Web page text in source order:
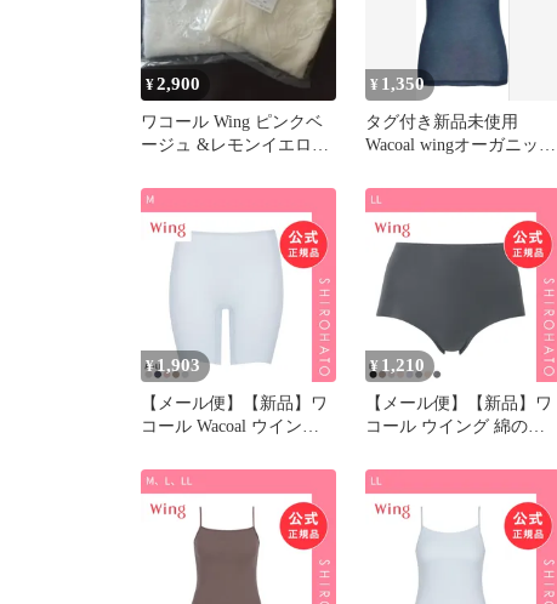
¥2,900
ワコール Wing ピンクベ
ージュ &レモンイエロー
¥ 1,350
タグ付き新品未使用
Wacoal wingオーガニック
¥1,903
【メール便】【新品】ワ
コール Wacoal ウイング
ク フラット 3分丈ボトム
M L LL 吸汗速乾 抗菌防
臭 シームレス ひびきに
くい(M)
¥ 1,210
【メール便】【新品】ワ
コール ウイング 綿の贅
フラット LL 綿混 Wacoal
Wing(LL)